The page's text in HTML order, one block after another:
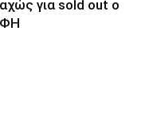
για sold out ο